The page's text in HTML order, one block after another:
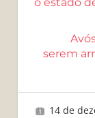
Post
o estado
serem
14 de